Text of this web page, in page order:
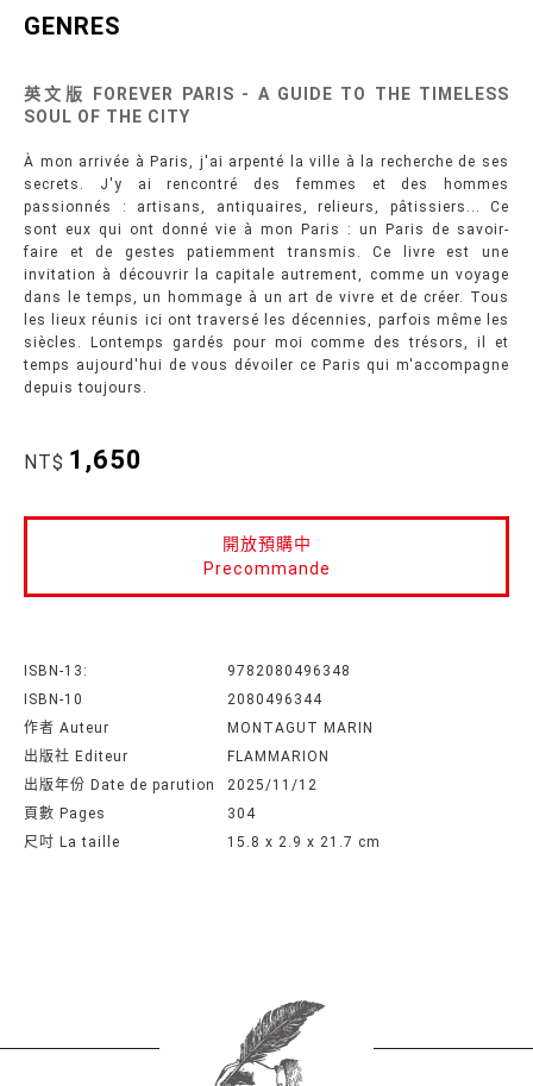
GENRES
英文版 FOREVER PARIS - A GUIDE TO THE TIMELESS
SOUL OF THE CITY
À mon arrivée à Paris, j'ai arpenté la ville à la recherche de ses
secrets. J'y ai rencontré des femmes et des hommes
passionnés : artisans, antiquaires, relieurs, pâtissiers... Ce
sont eux qui ont donné vie à mon Paris : un Paris de savoir-
faire et de gestes patiemment transmis. Ce livre est une
invitation à découvrir la capitale autrement, comme un voyage
dans le temps, un hommage à un art de vivre et de créer. Tous
les lieux réunis ici ont traversé les décennies, parfois même les
siècles. Lontemps gardés pour moi comme des trésors, il et
temps aujourd'hui de vous dévoiler ce Paris qui m'accompagne
depuis toujours.
NT$ 1,650
開放預購中
Precommande
ISBN-13:
9782080496348
ISBN-10
2080496344
作者 Auteur
MONTAGUT MARIN
出版社 Editeur
FLAMMARION
出版年份 Date de parution
2025/11/12
頁數 Pages
304
尺吋 La taille
15.8 x 2.9 x 21.7 cm